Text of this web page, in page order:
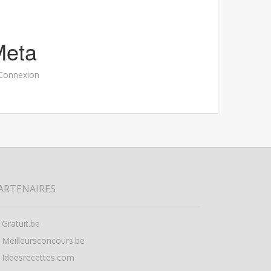
Gratuit.be
Meilleursconcours.be
Ideesrecettes.com